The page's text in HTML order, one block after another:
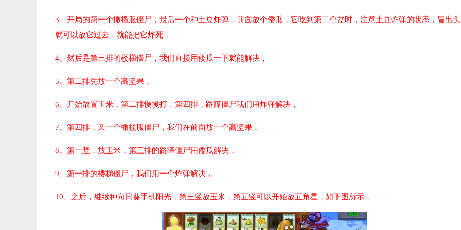
3、开局的第一个橄榄服僵尸，最后一个种土豆炸弹，前面放个倭瓜，它吃到第二个盆时，注意土豆炸弹的状态，冒出
就可以放它过去，就能把它炸死，
4、然后是第三排的楼梯僵尸，我们直接用倭瓜一下就能解决，
5、第二排先放一个高坚果，
6、开始放置玉米，第二排慢慢打，第四排，路障僵尸我们用炸弹解决，
7、第四排，又一个橄榄服僵尸，我们在前面放一个高坚果，
8、第一竖，放玉米，第三排的路障僵尸用倭瓜解决，
9、第一排的楼梯僵尸，我们用一个炸弹解决，
10、之后，继续种向日葵手机阳光，第三竖放玉米，第五竖可以开始放五角星，如下图所示，